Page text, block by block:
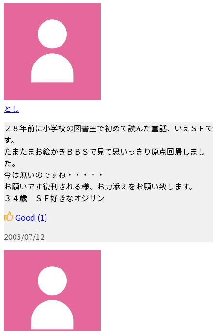
とし
２８年前に小学校の図書室で初めて読んだ童話、いえＳＦで
す。
たまたまお絵かきＢＢＳで見て思いっきり原点回帰しまし
た。
今は無いのですね・・・・・
お願いです復刊される様、お力添えをお願い致します。
３４歳 ＳＦ好きなオジサン
Good (1)
2003/07/12